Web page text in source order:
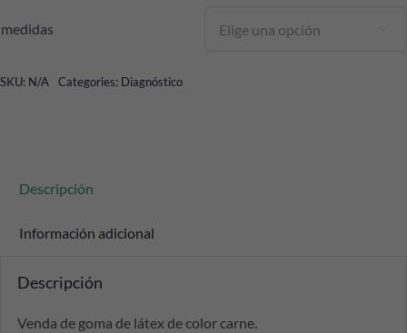
medidas
SKU: N/A Categories: Diagnóstico
Descripción
Información adicional
Descripción
Venda de goma de látex de color carne.